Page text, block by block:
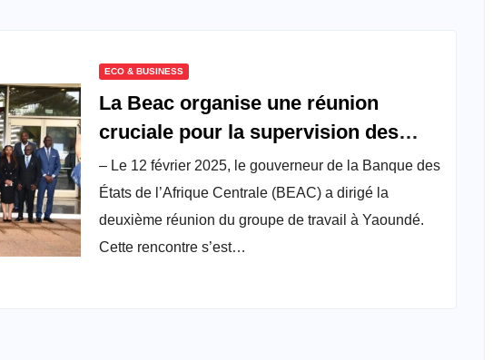
ECO & BUSINESS
La Beac organise une réunion
cruciale pour la supervision des
Caisses de Dépôts et Consignations
et la gestion des avoirs en
déshérence
– Le 12 février 2025, le gouverneur de la Banque des
États de l’Afrique Centrale (BEAC) a dirigé la
deuxième réunion du groupe de travail à Yaoundé.
Cette rencontre s’est…